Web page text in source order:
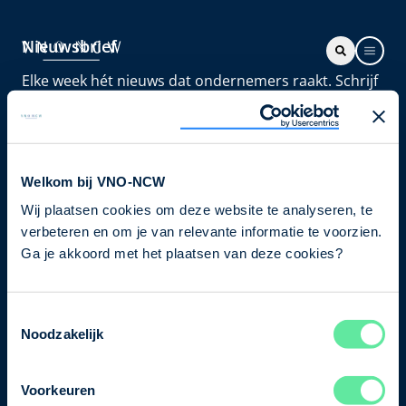
Welkom bij VNO-NCW
Wij plaatsen cookies om deze website te analyseren, te
verbeteren en om je van relevante informatie te voorzien.
Ga je akkoord met het plaatsen van deze cookies?
Noodzakelijk
Voorkeuren
Nieuwsbrief
Elke week hét nieuws dat ondernemers raakt. Schrijf
je nu in voor de VNO-NCW nieuwsbrief.
Schrijf je in
Direct naar
Ons verhaal
Bezuidenhoutseweg 12
T+31 70 349 03 49